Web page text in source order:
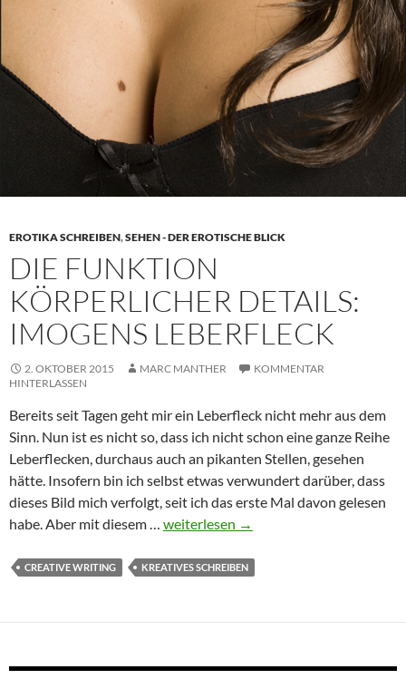
EROTIKA SCHREIBEN,SEHEN - DER EROTISCHE BLICK
DIE FUNKTION
KÖRPERLICHER DETAILS:
IMOGENS LEBERFLECK
2. OKTOBER 2015 MARC MANTHER
KOMMENTAR
HINTERLASSEN
Bereits seit Tagen geht mir ein Leberfleck nicht mehr aus dem
Sinn. Nun ist es nicht so, dass ich nicht schon eine ganze Reihe
Leberflecken, durchaus auch an pikanten Stellen, gesehen
hätte. Insofern bin ich selbst etwas verwundert darüber, dass
dieses Bild mich verfolgt, seit ich das erste Mal davon gelesen
habe. Aber mit diesem … Die
körperlicher
weiterlesen →
CREATIVE WRITING KREATIVES SCHREIBEN